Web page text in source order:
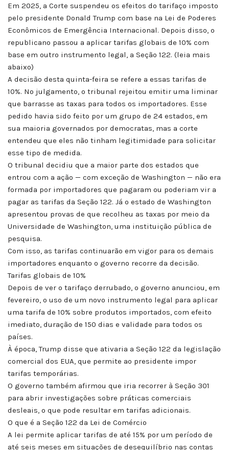
Em 2025, a Corte suspendeu os efeitos do tarifaço imposto
pelo presidente Donald Trump com base na Lei de Poderes
Econômicos de Emergência Internacional. Depois disso, o
republicano passou a aplicar tarifas globais de 10% com
base em outro instrumento legal, a Seção 122. (leia mais
abaixo)
A decisão desta quinta-feira se refere a essas tarifas de
10%. No julgamento, o tribunal rejeitou emitir uma liminar
que barrasse as taxas para todos os importadores. Esse
pedido havia sido feito por um grupo de 24 estados, em
sua maioria governados por democratas, mas a corte
entendeu que eles não tinham legitimidade para solicitar
esse tipo de medida.
O tribunal decidiu que a maior parte dos estados que
entrou com a ação — com exceção de Washington — não era
formada por importadores que pagaram ou poderiam vir a
pagar as tarifas da Seção 122. Já o estado de Washington
apresentou provas de que recolheu as taxas por meio da
Universidade de Washington, uma instituição pública de
pesquisa.
Com isso, as tarifas continuarão em vigor para os demais
importadores enquanto o governo recorre da decisão.
Tarifas globais de 10%
Depois de ver o tarifaço derrubado, o governo anunciou, em
fevereiro, o uso de um novo instrumento legal para aplicar
uma tarifa de 10% sobre produtos importados, com efeito
imediato, duração de 150 dias e validade para todos os
países.
À época, Trump disse que ativaria a Seção 122 da legislação
comercial dos EUA, que permite ao presidente impor
tarifas temporárias.
O governo também afirmou que iria recorrer à Seção 301
para abrir investigações sobre práticas comerciais
desleais, o que pode resultar em tarifas adicionais.
O que é a Seção 122 da Lei de Comércio
A lei permite aplicar tarifas de até 15% por um período de
até seis meses em situações de desequilíbrio nas contas